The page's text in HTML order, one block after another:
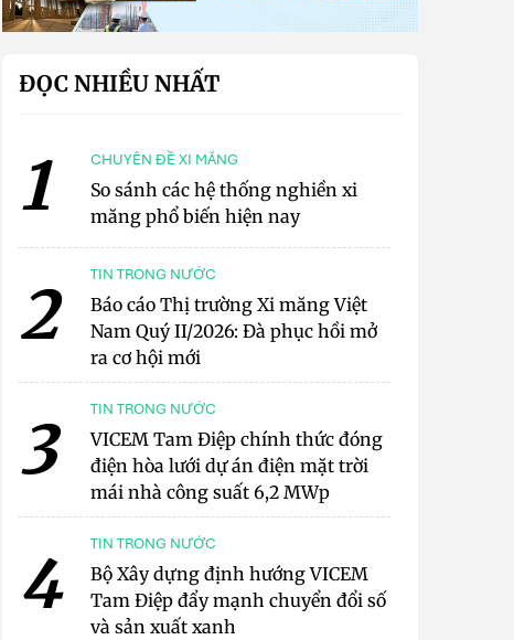
ĐỌC NHIỀU NHẤT
1 CHUYÊN ĐỀ XI MĂNG
So sánh các hệ thống nghiền xi
măng phổ biến hiện nay
2 TIN TRONG NƯỚC
Báo cáo Thị trường Xi măng Việt
Nam Quý II/2026: Đà phục hồi mở
ra cơ hội mới
3 TIN TRONG NƯỚC
VICEM Tam Điệp chính thức đóng
điện hòa lưới dự án điện mặt trời
mái nhà công suất 6,2 MWp
4 TIN TRONG NƯỚC
Bộ Xây dựng định hướng VICEM
Tam Điệp đẩy mạnh chuyển đổi số
và sản xuất xanh